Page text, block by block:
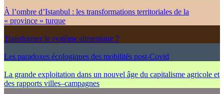
À l’ombre d’Istanbul : les transformations territoriales de la
« province » turque
Transformer le système alimentaire ?
Les paradoxes écologiques des mobilités post-Covid
La grande exploitation dans un nouvel âge du capitalisme agricole et
des rapports villes–campagnes